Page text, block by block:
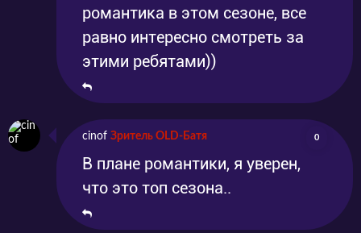
романтика в этом сезоне, все
равно интересно смотреть за
этими ребятами))
cinof Зритель OLD-Батя 0
В плане романтики, я уверен,
что это топ сезона..